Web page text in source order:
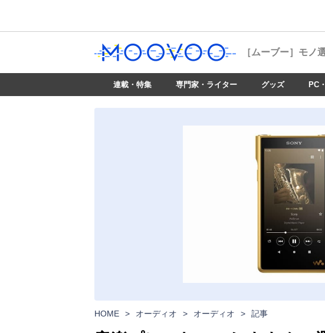
［ムーブー］ モノ
連載・特集 専門家・ライター グッズ PC
HOME > オーディオ > オーディオ > 記事